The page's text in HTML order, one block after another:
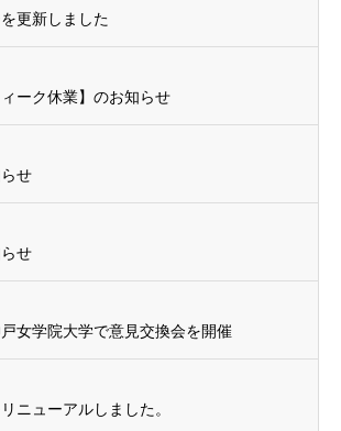
更新しました
ィーク休業】のお知らせ
せ
せ
戸女学院大学で意見交換会を開催
ニューアルしました。